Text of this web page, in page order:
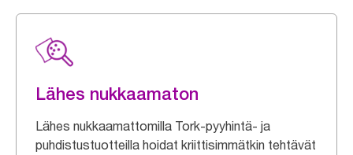
Lähes nukkaamaton
Lähes nukkaamattomilla Tork-pyyhintä- ja
puhdistustuotteilla hoidat kriittisimmätkin tehtävät